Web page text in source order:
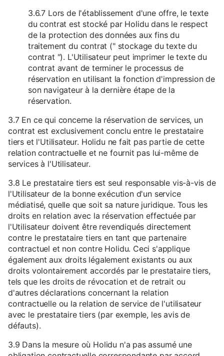
3.6.7 Lors de l'établissement d'une offre, le texte
du contrat est stocké par Holidu dans le respect
de la protection des données aux fins du
traitement du contrat (" stockage du texte du
contrat "). L'Utilisateur peut imprimer le texte du
contrat avant de terminer le processus de
réservation en utilisant la fonction d'impression de
son navigateur à la dernière étape de la
réservation.
3.7 En ce qui concerne la réservation de services, un
contrat est exclusivement conclu entre le prestataire
tiers et l'Utilisateur. Holidu ne fait pas partie de cette
relation contractuelle et ne fournit pas lui-même de
services à l'Utilisateur.
3.8 Le prestataire tiers est seul responsable vis-à-vis de
l'Utilisateur de la bonne exécution d'un service
médiatisé, quelle que soit sa nature juridique. Tous les
droits en relation avec la réservation effectuée par
l'Utilisateur doivent être revendiqués directement
contre le prestataire tiers en tant que partenaire
contractuel et non contre Holidu. Ceci s'applique
également aux droits légalement existants ou aux
droits volontairement accordés par le prestataire tiers,
tels que les droits de révocation et de retrait ou
d'autres déclarations concernant la relation
contractuelle ou la relation de service de l'utilisateur
avec le prestataire tiers (par exemple, les avis de
défauts).
3.9 Dans la mesure où Holidu n'a pas assumé une